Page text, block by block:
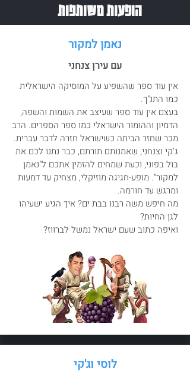
הופעות משותפות
נאמן למקור
עם עירן צנחני
אין עוד ספר שהשפיע על המוסיקה הישראלית
כמו התנ"ך.
בעצם אין עוד ספר שעיצב את השמות והשפה,
הדמיון וההומור הישראלי כמו ספר הספרים. הרב
מכר שחזר הביתה כשישראל חזרה לדבר עברית.
ג'קי וצנחני, שאמנותם תורתם, כבר נתנו לכם את
בול בפוני, וכעת שמחים להזמין אתכם ל"נאמן
למקור". מופע-חגיגה מוזיקלי, מצחיק עד דמעות
ומרגש עד חורמה.
מה חיפש משה רבנו בבת ים? איך הגיע ישעיהו
לגן החיות?
ואיפה כתוב שעם ישראל נמשל לברווז?
לוסי וג'קי